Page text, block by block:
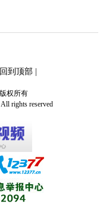
回到顶部|
权所有
rights reserved